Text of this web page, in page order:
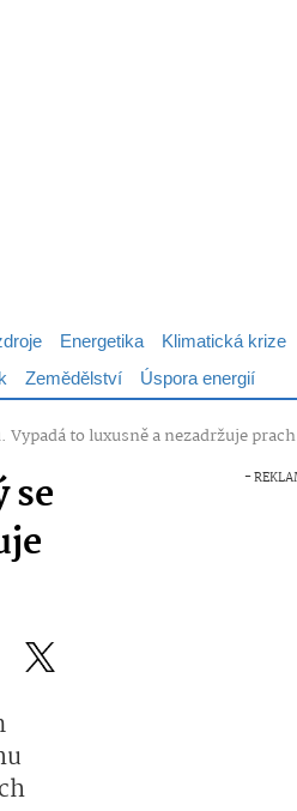
Energetika Klimatická krize
Zemědělství Úspora energií
to luxusně a nezadržuje prach
se